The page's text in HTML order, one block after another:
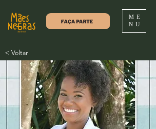
FAÇA PARTE
ME
NU
< Voltar